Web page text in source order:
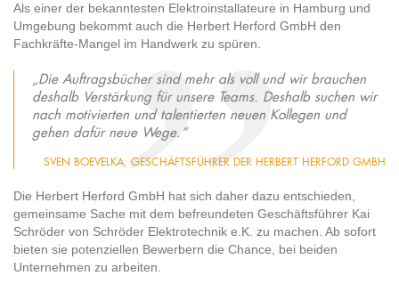
Als einer der bekanntesten Elektroinstallateure in Hamburg und
Umgebung bekommt auch die Herbert Herford GmbH den
Fachkräfte-Mangel im Handwerk zu spüren.
„Die Auftragsbücher sind mehr als voll und wir brauchen
deshalb Verstärkung für unsere Teams. Deshalb suchen wir
nach motivierten und talentierten neuen Kollegen und
gehen dafür neue Wege.“
SVEN BOEVELKA, GESCHÄFTSFÜHRER DER HERBERT HERFORD GMBH
Die Herbert Herford GmbH hat sich daher dazu entschieden,
gemeinsame Sache mit dem befreundeten Geschäftsführer Kai
Schröder von Schröder Elektrotechnik e.K. zu machen. Ab sofort
bieten sie potenziellen Bewerbern die Chance, bei beiden
Unternehmen zu arbeiten.